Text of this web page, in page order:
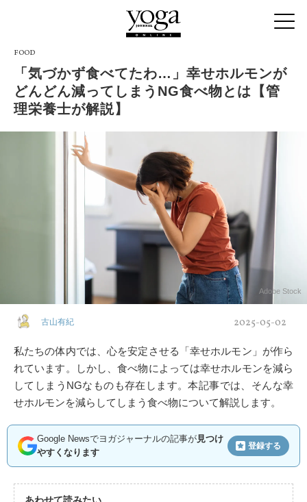
FOOD
「気づかず食べてたわ…」幸せホルモンが
どんどん減ってしまうNG食べ物とは【管
理栄養士が解説】
Adobe Stock
古山有紀 2025-05-02
私たちの体内では、心を安定させる「幸せホルモン」が作ら
れています。しかし、食べ物によっては幸せホルモンを減ら
してしまうNGなものも存在します。本記事では、そんな幸
せホルモンを減らしてしまう食べ物について解説します。
Google Newsでヨガジャーナルの記事が見つけ
やすくなります
登録する